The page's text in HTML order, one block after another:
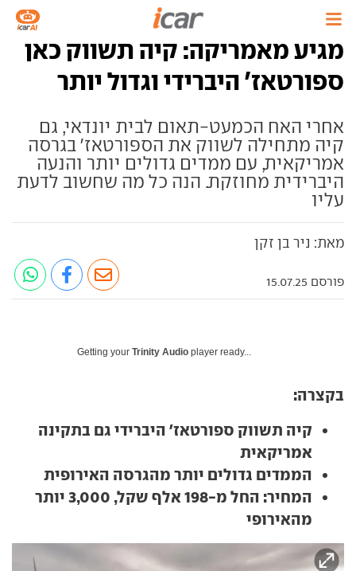
מגיע מאמריקה: קיה תשווק כאן
ספורטאז' היברידי וגדול יותר
אחרי האח הכמעט-תאום לבית יונדאי, גם
קיה מתחילה לשווק את הספורטאז' בגרסה
אמריקאית, עם ממדים גדולים יותר והנעה
היברידית מחוזקת. הנה כל מה שחשוב לדעת
עליו
מאת: ניר בן זקן
פורסם 15.07.25
Getting your Trinity Audio player ready...
בקצרה:
קיה תשווק ספורטאז' היברידי גם בתקינה
אמריקאית
הממדים גדולים יותר מהגרסה האירופית
המחיר: החל מ-198 אלף שקל, 3,000 יותר
מהאירופי